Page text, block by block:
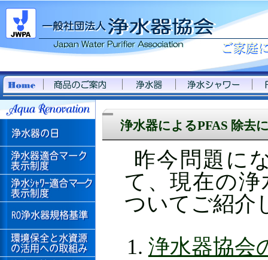
浄水器によるPFAS 除去
昨今問題に
て、現在の
ついてご紹介
浄水器協会